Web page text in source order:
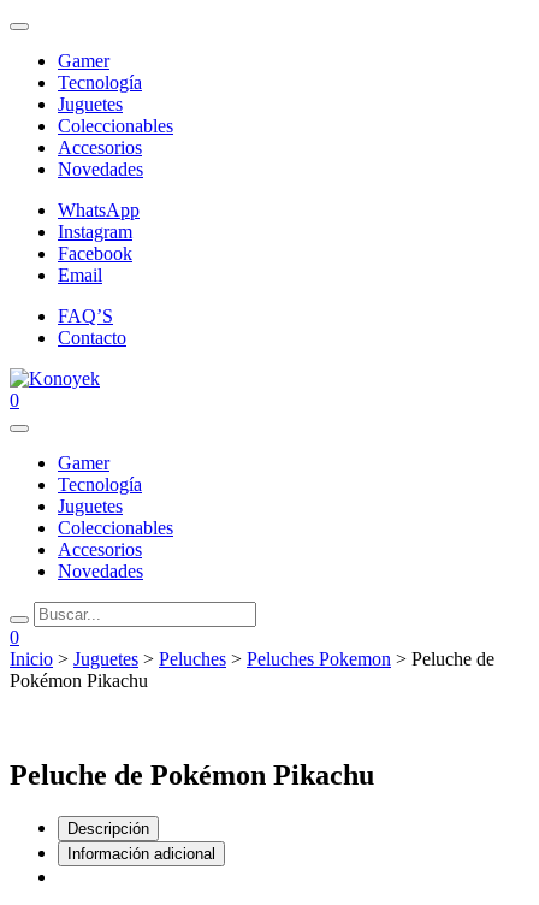
Gamer
Tecnología
Juguetes
Coleccionables
Accesorios
Novedades
WhatsApp
Instagram
Facebook
Email
FAQ’S
Contacto
0
Gamer
Tecnología
Juguetes
Coleccionables
Accesorios
Novedades
0
Inicio > Juguetes > Peluches > Peluches Pokemon > Peluche de
Pokémon Pikachu
Peluche de Pokémon Pikachu
Descripción
Información adicional